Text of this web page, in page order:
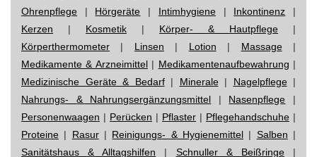
Ohrenpflege | Hörgeräte | Intimhygiene| Inkontinenz |
Kerzen | Kosmetik | Körper- & Hautpflege |
Körperthermometer | Linsen | Lotion | Massage|
Medikamente & Arzneimittel| Medikamentenaufbewahrung |
Medizinische Geräte & Bedarf| Minerale| Nagelpflege|
Nahrungs- & Nahrungsergänzungsmittel | Nasenpflege |
Personenwaagen | Perücken | Pflaster | Pflegehandschuhe |
Proteine | Rasur| Reinigungs- & Hygienemittel | Salben |
Sanitätshaus & Alltagshilfen | Schnuller & Beißringe|